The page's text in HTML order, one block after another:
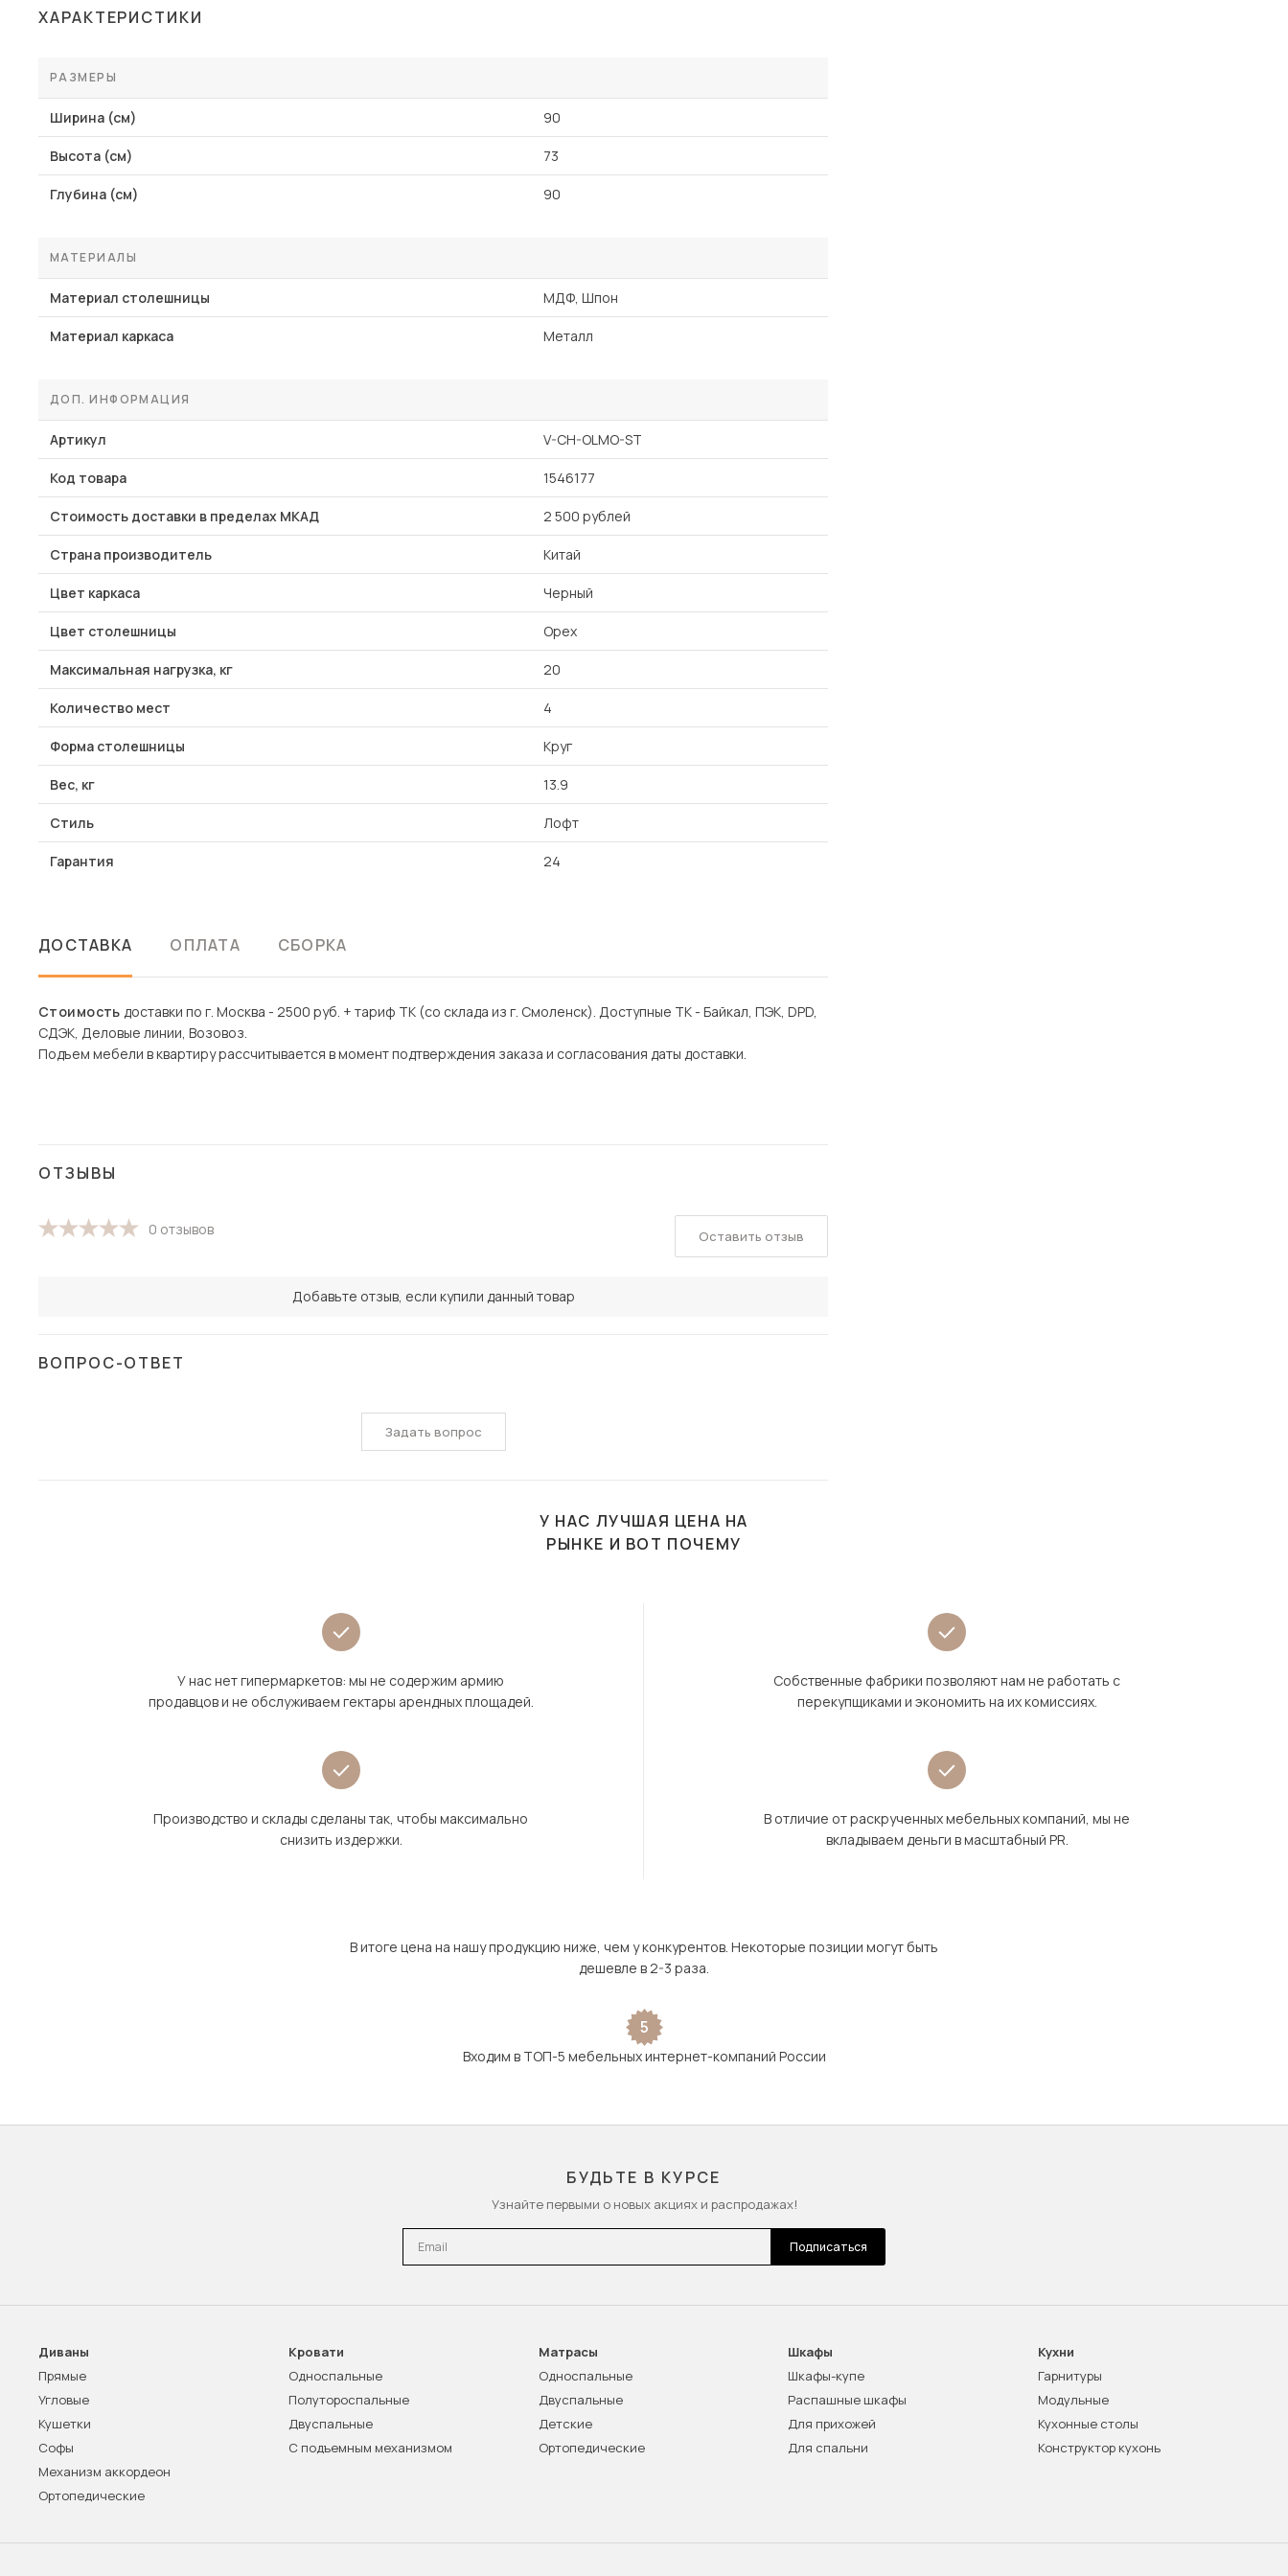
ХАРАКТЕРИСТИКИ
РАЗМЕРЫ
Ширина (см) 90
Высота (см) 73
Глубина (см) 90
МАТЕРИАЛЫ
Материал столешницы МДФ, Шпон
Материал каркаса Металл
ДОП. ИНФОРМАЦИЯ
Артикул V-CH-OLMO-ST
Код товара 1546177
Стоимость доставки в пределах МКАД 2 500 рублей
Страна производитель Китай
Цвет каркаса Черный
Цвет столешницы Орех
Максимальная нагрузка, кг 20
Количество мест 4
Форма столешницы Круг
Вес, кг 13.9
Стиль Лофт
Гарантия 24
ДОСТАВКА ОПЛАТА СБОРКА
Стоимость доставки по г. Москва - 2500 руб. + тариф ТК (со склада из г. Смоленск). Доступные ТК - Байкал, ПЭК, DPD,
СДЭК, Деловые линии, Возовоз.
Подъем мебели в квартиру рассчитывается в момент подтверждения заказа и согласования даты доставки.
ОТЗЫВЫ
0 отзывов
Добавьте отзыв, если купили данный товар
Оставить отзыв
ВОПРОС-ОТВЕТ
Задать вопрос
У НАС ЛУЧШАЯ ЦЕНА НА
РЫНКЕ И ВОТ ПОЧЕМУ
У нас нет гипермаркетов: мы не содержим армию
продавцов и не обслуживаем гектары арендных площадей.
Собственные фабрики позволяют нам не работать с
перекупщиками и экономить на их комиссиях.
Производство и склады сделаны так, чтобы максимально
снизить издержки.
В отличие от раскрученных мебельных компаний, мы не
вкладываем деньги в масштабный PR.
В итоге цена на нашу продукцию ниже, чем у конкурентов. Некоторые позиции могут быть
дешевле в 2-3 раза.
5
Входим в ТОП-5 мебельных интернет-компаний России
БУДЬТЕ В КУРСЕ
Узнайте первыми о новых акциях и распродажах!
Подписаться
Диваны
Прямые
Угловые
Кушетки
Софы
Механизм аккордеон
Ортопедические
Кровати
Односпальные
Полутороспальные
Двуспальные
С подъемным механизмом
Матрасы
Односпальные
Двуспальные
Детские
Ортопедические
Шкафы
Шкафы-купе
Распашные шкафы
Для прихожей
Для спальни
Кухни
Гарнитуры
Модульные
Кухонные столы
Конструктор кухонь